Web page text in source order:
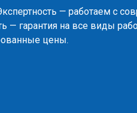
— работаем с
— гарантия на все виды
цены.